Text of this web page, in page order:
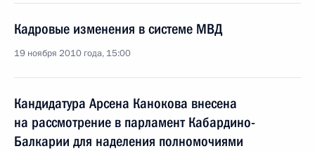
Кадровые изменения в системе МВД
19 ноября 2010 года, 15:00
Кандидатура Арсена Канокова внесена
на рассмотрение в парламент Кабардино-
Балкарии для наделения полномочиями